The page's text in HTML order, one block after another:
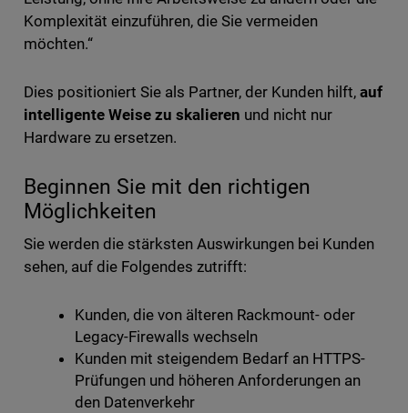
Komplexität einzuführen, die Sie vermeiden
möchten.“
Dies positioniert Sie als Partner, der Kunden hilft,auf
intelligente Weise zu skalieren und nicht nur
Hardware zu ersetzen.
Beginnen Sie mit den richtigen
Möglichkeiten
Sie werden die stärksten Auswirkungen bei Kunden
sehen, auf die Folgendes zutrifft:
Kunden, die von älteren Rackmount- oder
Legacy-Firewalls wechseln
Kunden mit steigendem Bedarf an HTTPS-
Prüfungen und höheren Anforderungen an
den Datenverkehr